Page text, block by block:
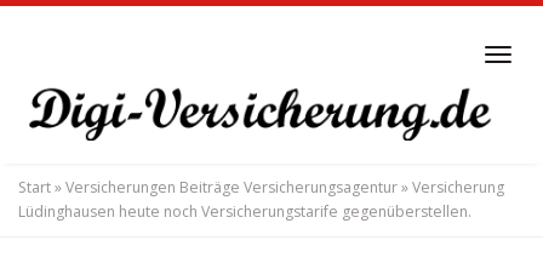
main
content
Start»Versicherungen Beiträge Versicherungsagentur»Versicherung
Lüdinghausen heute noch Versicherungstarife gegenüberstellen.